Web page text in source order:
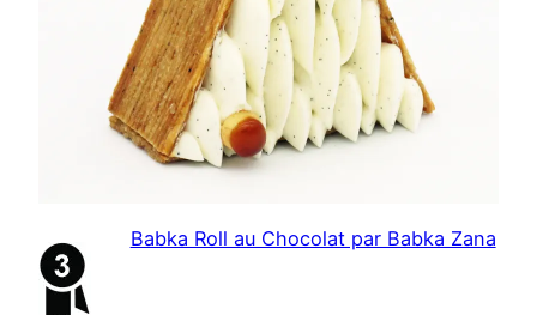
Babka Roll au Chocolat par Babka Zana